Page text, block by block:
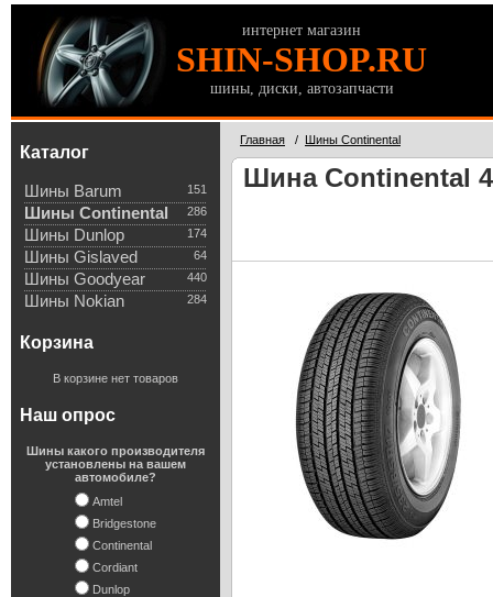
интернет магазин
SHIN-SHOP.RU
шины, диски, автозапчасти
Каталог
151
Шины Barum
286
Шины Continental
174
Шины Dunlop
64
Шины Gislaved
440
Шины Goodyear
284
Шины Nokian
Корзина
В корзине нет товаров
Наш опрос
Шины какого производителя
установлены на вашем
автомобиле?
Amtel
Bridgestone
Continental
Cordiant
Dunlop
Главная / Шины Continental
Шина Continental